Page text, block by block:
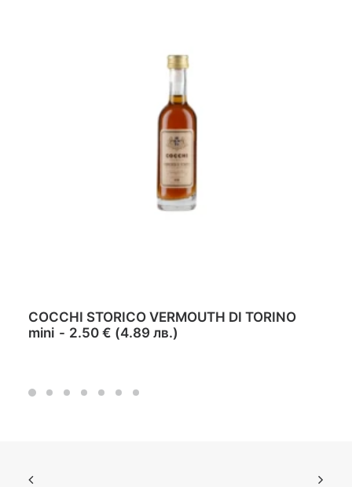
ADD TO CART
COCCHI STORICO VERMOUTH DI TORINO
mini
2.50€ (4.89лв.)